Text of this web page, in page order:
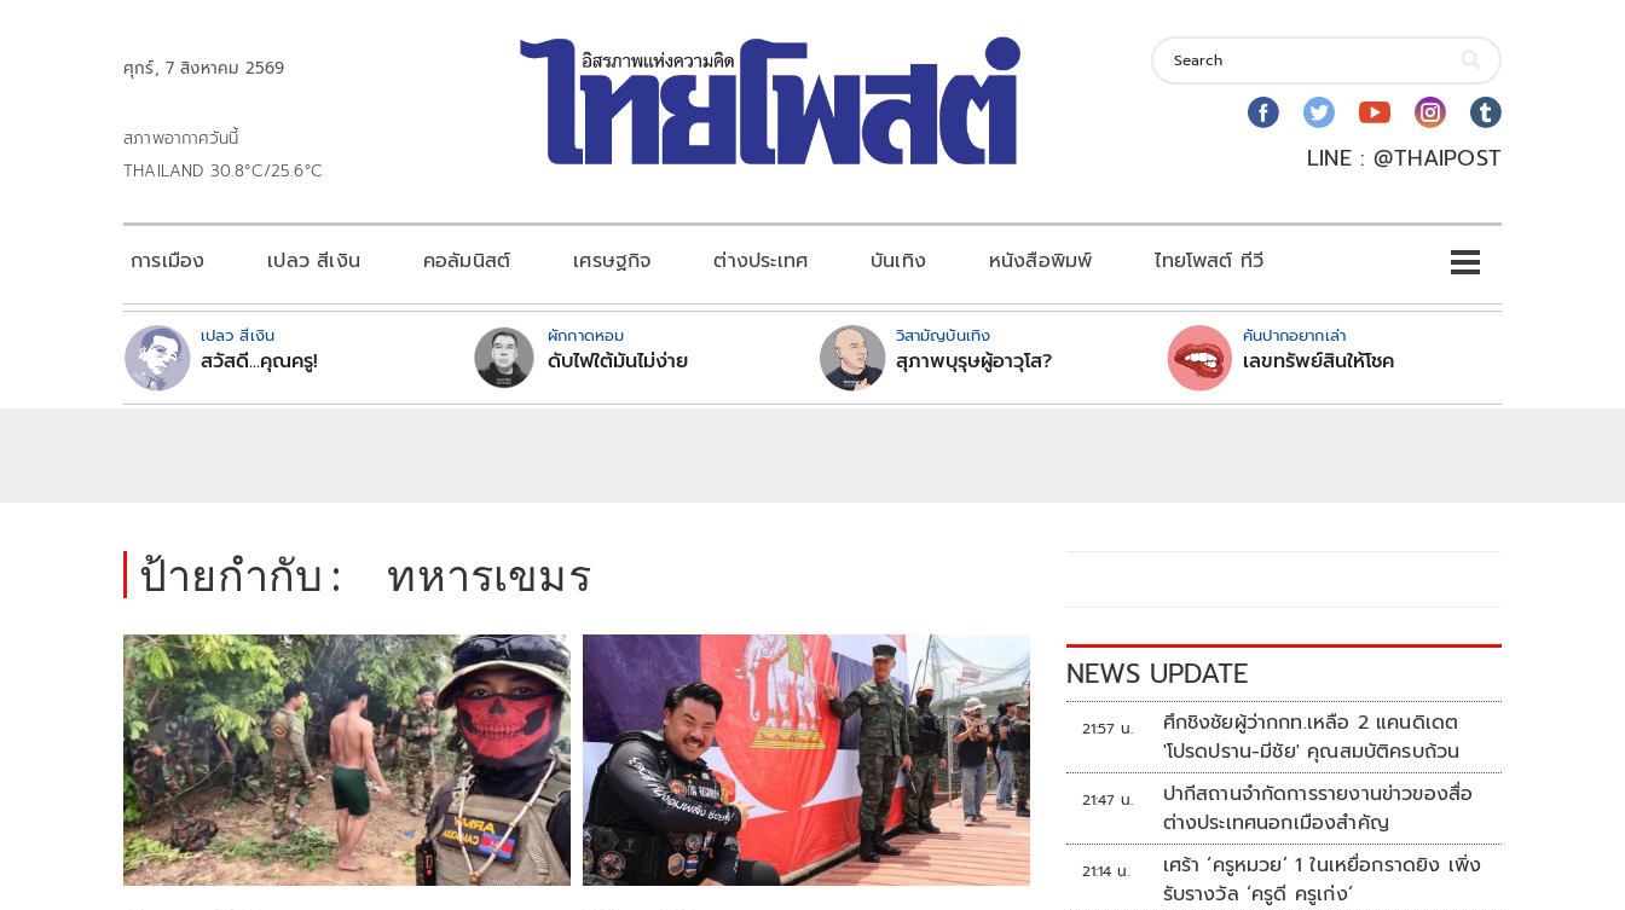
ศุกร์, 7 สิงหาคม 2569
สภาพอากาศวันนี้
THAILAND 30.8°C/25.6°C
LINE : @THAIPOST
การเมือง เปลว สีเงิน คอลัมนิสต์ เศรษฐกิจ ต่างประเทศ บันเทิง หนังสือพิมพ์ ไทยโพสต์ ทีวี
เปลว สีเงิน
สวัสดี...คุณครู!
ผักกาดหอม
ดับไฟใต้มันไม่ง่าย
วิสามัญบันเทิง
สุภาพบุรุษผู้อาวุโส?
คันปากอยากเล่า
เลขทรัพย์สินให้โชค
ป้ายกำกับ : ทหารเขมร
NEWS UPDATE
21:57 น.
ศึกชิงชัยผู้ว่ากกท.เหลือ 2 แคนดิเดต
'โปรดปราน-มีชัย' คุณสมบัติครบถ้วน
21:47 น.
ปากีสถานจำกัดการรายงานข่าวของสื่อ
ต่างประเทศนอกเมืองสำคัญ
21:14 น.
เศร้า ‘ครูหมวย’ 1 ในเหยื่อกราดยิง เพิ่ง
รับรางวัล ‘ครูดี ครูเก่ง’